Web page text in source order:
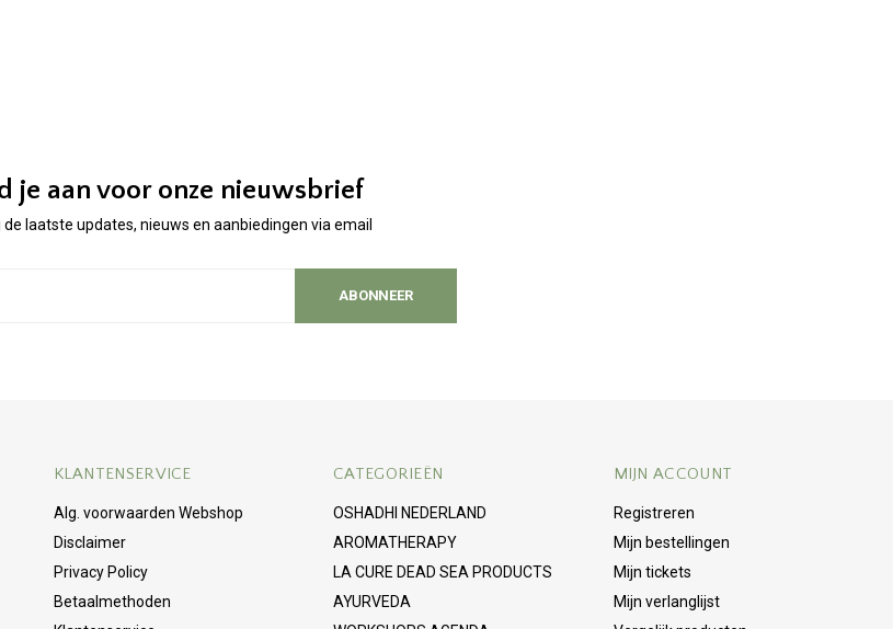
je aan voor onze nieuwsbrief
de laatste updates, nieuws en aanbiedingen via email
ABONNEER
KLANTENSERVICE
Alg. voorwaarden Webshop
Disclaimer
Privacy Policy
Betaalmethoden
CATEGORIEËN
OSHADHI NEDERLAND
AROMATHERAPY
LA CURE DEAD SEA PRODUCTS
AYURVEDA
MIJN ACCOUNT
Registreren
Mijn bestellingen
Mijn tickets
Mijn verlanglijst